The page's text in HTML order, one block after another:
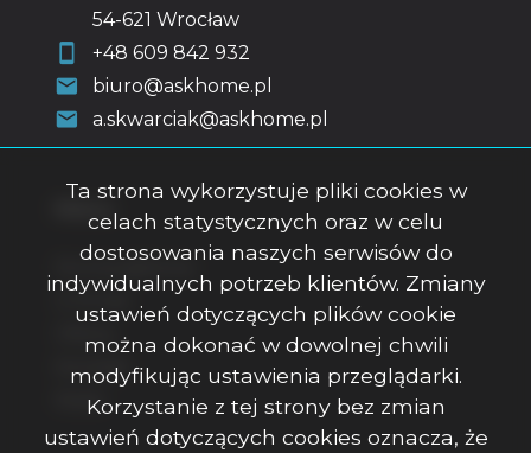
54-621 Wrocław
+48 609 842 932
biuro@askhome.pl
a.skwarciak@askhome.pl
Strona główna
O firmie
Kontakt
Rodo
Ta strona wykorzystuje pliki cookies w
celach statystycznych oraz w celu
dostosowania naszych serwisów do
indywidualnych potrzeb klientów. Zmiany
ustawień dotyczących plików cookie
można dokonać w dowolnej chwili
modyfikując ustawienia przeglądarki.
Korzystanie z tej strony bez zmian
ustawień dotyczących cookies oznacza, że